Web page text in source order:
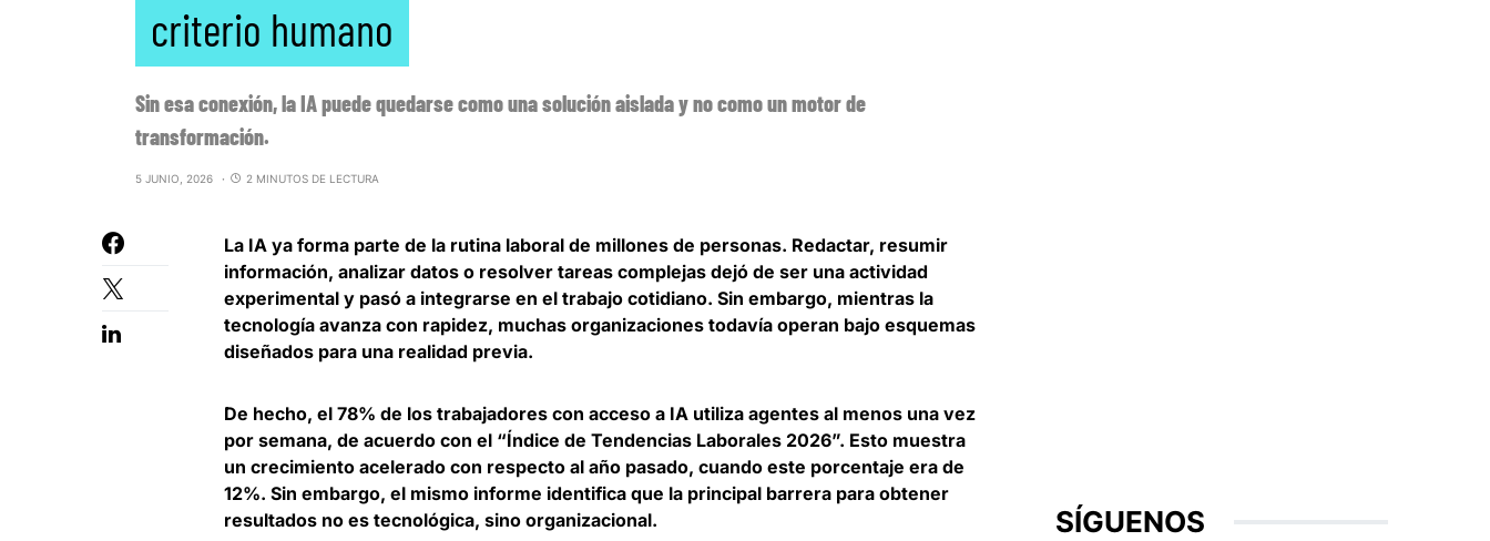
criterio humano
Sin esa conexión, la IA puede quedarse como una solución aislada y no como un motor de
transformación.
5 JUNIO, 2026 2 MINUTOS DE LECTURA
La IA ya forma parte de la rutina laboral de millones de personas. Redactar, resumir
información, analizar datos o resolver tareas complejas dejó de ser una actividad
experimental y pasó a integrarse en el trabajo cotidiano. Sin embargo, mientras la
tecnología avanza con rapidez, muchas organizaciones todavía operan bajo esquemas
diseñados para una realidad previa.
De hecho, el 78% de los trabajadores con acceso a IA utiliza agentes al menos una vez
por semana, de acuerdo con el “Índice de Tendencias Laborales 2026”. Esto muestra
un crecimiento acelerado con respecto al año pasado, cuando este porcentaje era de
12%. Sin embargo, el mismo informe identifica que la principal barrera para obtener
resultados no es tecnológica, sino organizacional.
SÍGUENOS